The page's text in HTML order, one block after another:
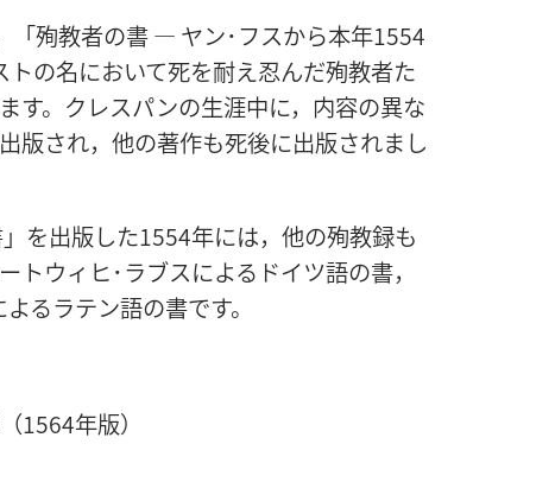
「殉教者の書 ― ヤン･フスから本年1554
の名において死を耐え忍んだ殉教者た
す。クレスパンの生涯中に，内容の異な
版され，他の著作も死後に出版されまし
を出版した1554年には，他の殉教録も
ウィヒ･ラブスによるドイツ語の書，
るラテン語の書です。
1564年版）